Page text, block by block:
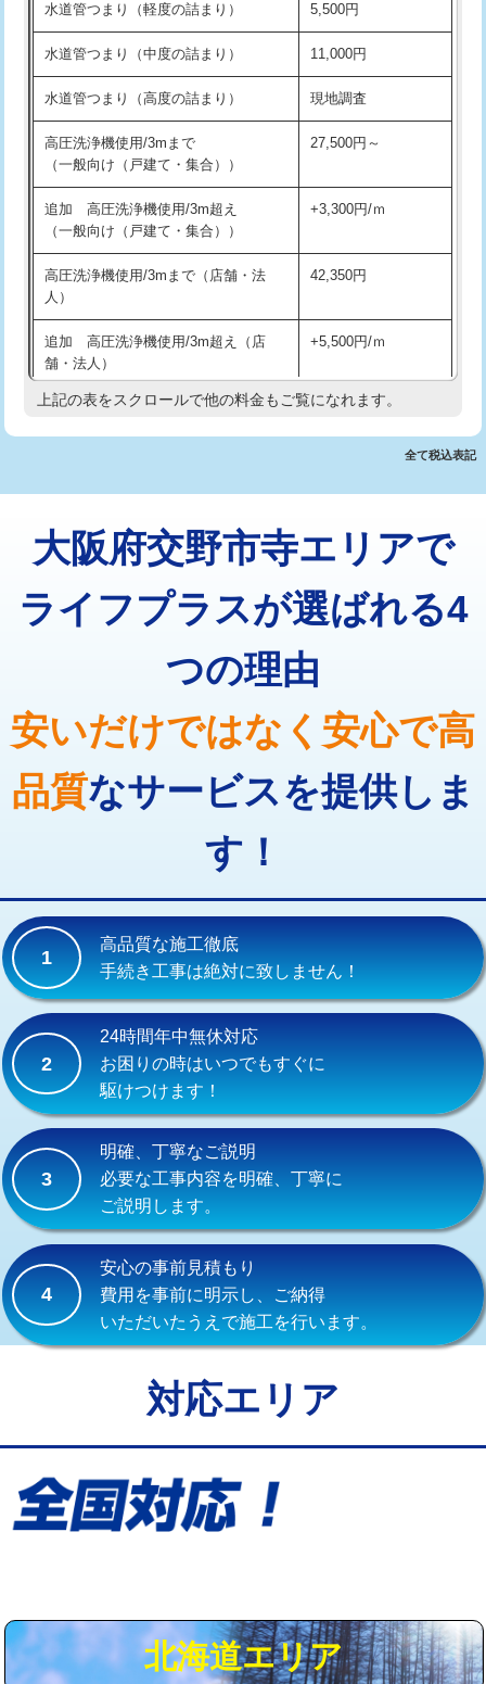
洗面台設置 38,500円
化粧台設置 22,000円
追加人工 16,500円
廃棄・処分 現場見積
※給水管工事は20mmまでの価格です。
交換・取付(排水栓・排水トラップ
22,000円+材料費
持込商品取付（混合水栓）
持込商品取付（浄水器・分岐水栓） 16,500円
業）
排水管工事（追加 排水管工事/3ｍ超
え）
マス交換（土の掘削・埋め戻し作業） 11,000円~
マス交換（深さ50㎝以上） 66,000円
コンクリート斫り（厚さ10㎝超え） 38,500円
モルタル補修（厚さ10㎝まで） 27,500円
38,500円
追加人工 16,500円
廃棄・処分 現場見積
水道管つまり（軽度の詰まり） 5,500円
水道管つまり（中度の詰まり） 11,000円
水道管つまり（高度の詰まり） 現地調査
高圧洗浄機使用/3mまで
（一般向け（戸建て・集合））
27,500円～
追加 高圧洗浄機使用/3m超え
（一般向け（戸建て・集合））
+3,300円/ｍ
高圧洗浄機使用/3mまで（店舗・法
人）
42,350円
追加 高圧洗浄機使用/3m超え（店
舗・法人）
+5,500円/ｍ
高度高圧洗浄換 現地調査
トーラー機使用/3mまで 33,000円
追加トーラー機使用/3m超え +3,300円
33,000円
桝清掃 8,800円
止水・漏水調査・防水処理・清掃・修
11,000円
止水・漏水調査・防水処理・清掃・修
22,000円
止水・漏水調査・防水処理・清掃・修
33,000円
交換・取付（タンク） 22,000円+材料費
交換・取付(単水栓（壁付・デッキ
式）)
13,200円+材料費
交換・取付(混合水栓（壁付・デッキ
式・ワンホール）)
交換・取付(排水栓・排水トラップ
（P/S/ポップアップ））
交換・取付（その他部品）
持込商品取付（単水栓）
持込商品取付（混合水栓）
持込商品取付（浄水器・分岐水栓） 16,500円
給水管工事※（バンド止め) 3,300円
給水管工事※（保温材使用（バンド止
め込み）)
用/3ｍまで)
給水管工事※（塩ビ管（VP・HI）使
+8,800円
上記の表をスクロールで他の料金もご覧になれます。
全て税込表記
大阪府交野市寺エリアで
ライフプラスが選ばれる4
つの理由
安いだけではなく安心で高
品質なサービスを提供しま
す！
1
高品質な施工徹底
手続き工事は絶対に致しません！
2
24時間年中無休対応
お困りの時はいつでもすぐに
駆けつけます！
3
明確、丁寧なご説明
必要な工事内容を明確、丁寧に
ご説明します。
4
安心の事前見積もり
費用を事前に明示し、ご納得
いただいたうえで施工を行います。
対応エリア
北海道エリア